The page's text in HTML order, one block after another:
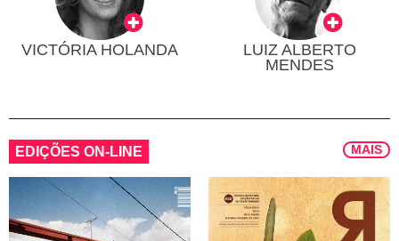
VICTÓRIA HOLANDA
LUIZ ALBERTO
MENDES
EDIÇÕES ON-LINE MAIS